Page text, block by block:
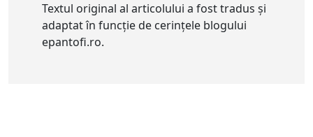
Textul original al articolului a fost tradus și
adaptat în funcție de cerințele blogului
epantofi.ro.